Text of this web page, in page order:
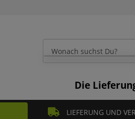
Die
LIEFERUNG UND